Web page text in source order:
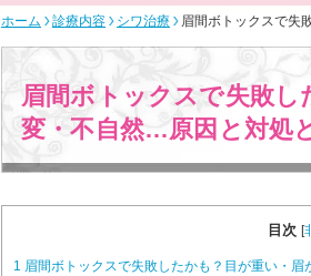
ホーム 診療内容 シワ治療 眉間ボトックスで失
眉間ボトックスで失敗
変・不自然…原因と対処
目次 [
1 眉間ボトックスで失敗したかも？目が重い・